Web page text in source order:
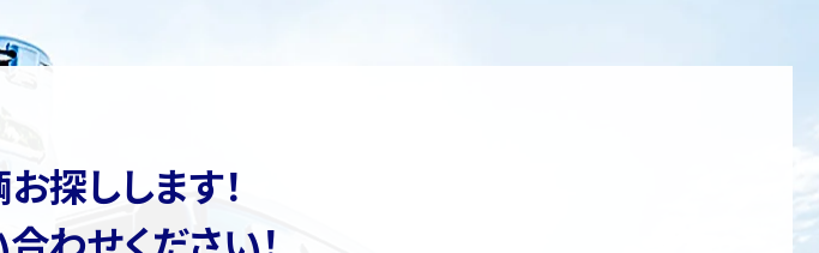
探しします！